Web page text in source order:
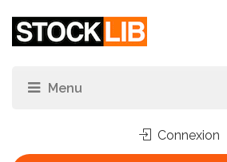
Connexion